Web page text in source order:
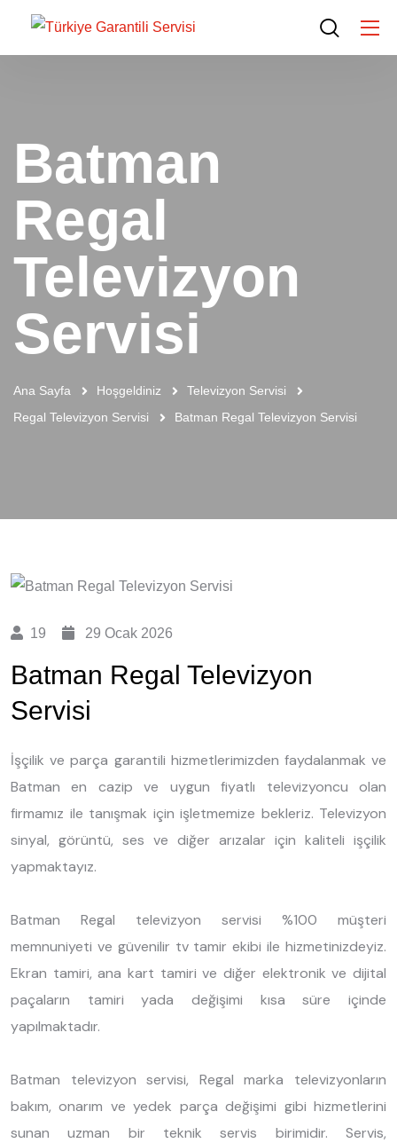
Batman
Regal
Televizyon
Servisi
Ana Sayfa Hoşgeldiniz
Televizyon Servisi
Regal Televizyon Servisi
Batman Regal Televizyon Servisi
19 29 Ocak 2026
Batman Regal Televizyon
Servisi
İşçilik ve parça garantili hizmetlerimizden faydalanmak ve
Batman en cazip ve uygun fiyatlı televizyoncu olan
firmamız ile tanışmak için işletmemize bekleriz. Televizyon
sinyal, görüntü, ses ve diğer arızalar için kaliteli işçilik
yapmaktayız.
Batman Regal televizyon servisi %100 müşteri
memnuniyeti ve güvenilir tv tamir ekibi ile hizmetinizdeyiz.
Ekran tamiri, ana kart tamiri ve diğer elektronik ve dijital
paçaların tamiri yada değişimi kısa süre içinde
yapılmaktadır.
Batman televizyon servisi, Regal marka televizyonların
bakım, onarım ve yedek parça değişimi gibi hizmetlerini
sunan uzman bir teknik servis birimidir. Servis,